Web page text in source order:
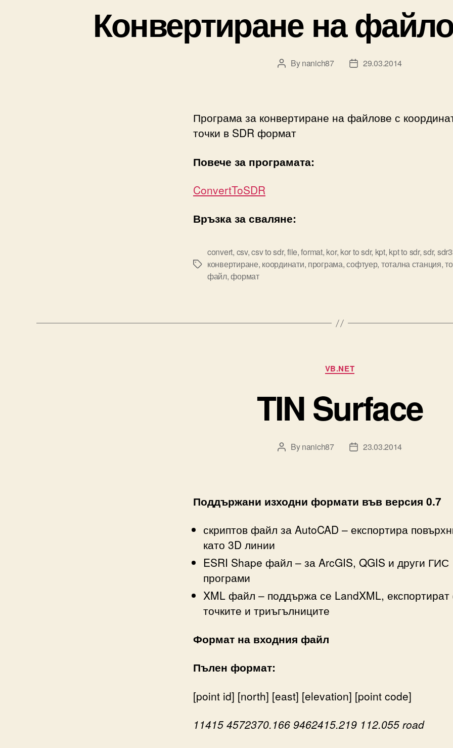
Конвертиране на
PostBynanich87
Post29.03.2014
Програма за конвертиране на файлове с
точки в SDR формат
Повече за програмата:
ConvertToSDR
Връзка за сваляне:
Tags
convert, csv,csv to sdr,file,format, kor, kor to sdr, kpt, kpt to sdr,sdr,
конвертиране, координати, програма,софтуер, тотална станция,
файл,формат
Categories
VB.NET
TIN Surface
PostBynanich87
Post23.03.2014
Поддържани изходни формати във версия 0.7
скриптов файл за AutoCAD – експортира
като 3D линии
ESRI Shape файл – за ArcGIS, QGIS и други ГИС
програми
XML файл – поддържа се LandXML, експортират
точките и триъгълниците
Формат на входния файл
Пълен формат:
[point id] [north] [east] [elevation] [point code]
11415 4572370.166 9462415.219 112.055 road